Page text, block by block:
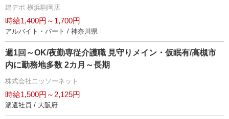
建デポ 横浜駒岡店
時給1,400円～1,700円
アルバイト・パート / 神奈川県
週1回～OK/夜勤専従介護職 見守りメイン・仮眠有/高槻市
内に勤務地多数 2カ月～長期
株式会社ニッソーネット
時給1,500円～2,125円
派遣社員 / 大阪府